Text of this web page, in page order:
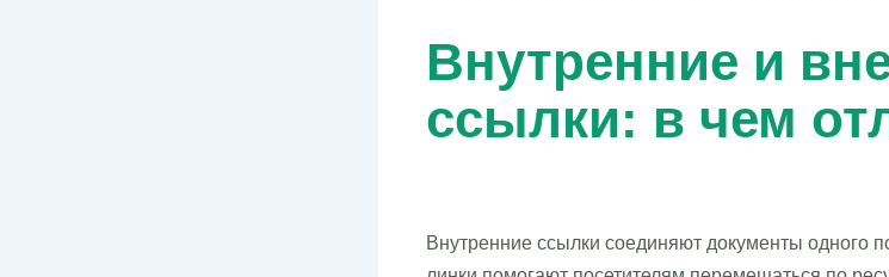
Внутренние и
ссылки: в чем
Внутренние ссылки соединяют документы одного